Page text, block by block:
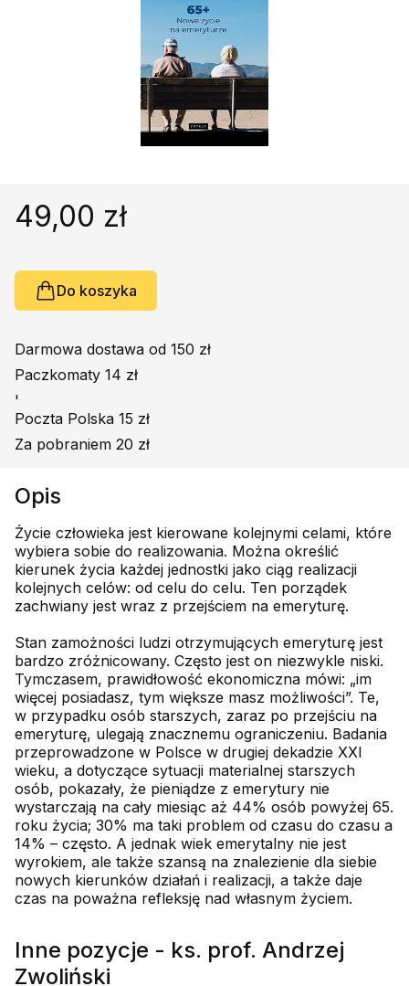
Książki obcojęzyczne
Poradniki, leksykony...
Podręczniki szkolne
Promocja
49,00 zł
Do koszyka
Darmowa dostawa od 150 zł
Paczkomaty 14 zł
'
Poczta Polska 15 zł
Za pobraniem 20 zł
Opis
Życie człowieka jest kierowane kolejnymi celami, które
wybiera sobie do realizowania. Można określić
kierunek życia każdej jednostki jako ciąg realizacji
kolejnych celów: od celu do celu. Ten porządek
zachwiany jest wraz z przejściem na emeryturę.
Stan zamożności ludzi otrzymujących emeryturę jest
bardzo zróżnicowany. Często jest on niezwykle niski.
Tymczasem, prawidłowość ekonomiczna mówi: „im
więcej posiadasz, tym większe masz możliwości”. Te,
w przypadku osób starszych, zaraz po przejściu na
emeryturę, ulegają znacznemu ograniczeniu. Badania
przeprowadzone w Polsce w drugiej dekadzie XXI
wieku, a dotyczące sytuacji materialnej starszych
osób, pokazały, że pieniądze z emerytury nie
wystarczają na cały miesiąc aż 44% osób powyżej 65.
roku życia; 30% ma taki problem od czasu do czasu a
14% – często. A jednak wiek emerytalny nie jest
wyrokiem, ale także szansą na znalezienie dla siebie
nowych kierunków działań i realizacji, a także daje
czas na poważna refleksję nad własnym życiem.
Inne pozycje - ks. prof. Andrzej
Zwoliński